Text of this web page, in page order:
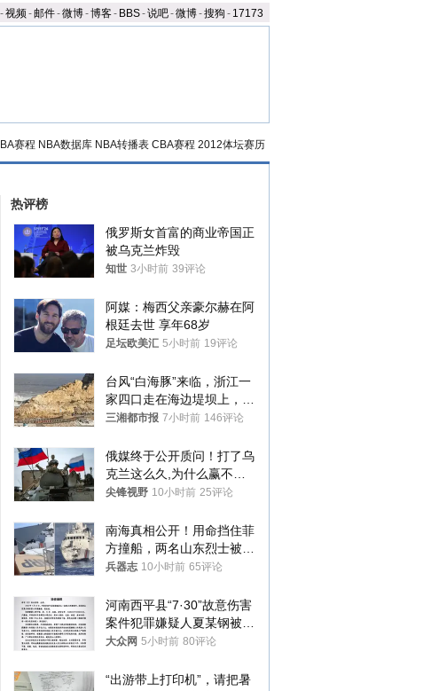
-视频-邮件-微博-博客- BBS-说吧-微博-搜狗 - 17173
赛程 NBA数据库 NBA转播表 CBA赛程 2012体坛赛历
热评榜
俄罗斯女首富的商业帝国正
被乌克兰炸毁
知世 3小时前 39评论
阿媒：梅西父亲豪尔赫在阿
根廷去世 享年68岁
足坛欧美汇 5小时前 19评论
台风“白海豚”来临，浙江一
家四口走在海边堤坝上，其
中9岁男孩被巨浪卷入海
三湘都市报 7小时前 146评论
俄媒终于公开质问！打了乌
克兰这么久,为什么赢不了?
答案令人沉默
尖锋视野 10小时前 25评论
南海真相公开！用命挡住菲
方撞船，两名山东烈士被授
武警最高荣誉
兵器志 10小时前 65评论
河南西平县“7·30”故意伤害
案件犯罪嫌疑人夏某钢被抓
获
大众网 5小时前 80评论
“出游带上打印机”，请把暑